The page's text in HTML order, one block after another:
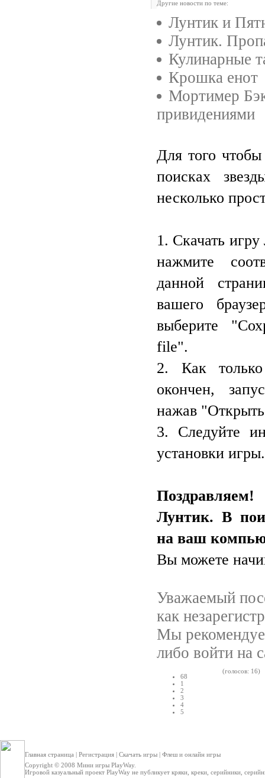
Другие новости по теме:
Лунтик и
Лунтик.
Кулинарные
Крошка енот
Мортимер
привидениями
Для того
поисках
несколько
1. Скачать
нажмите
данной
вашего
выберите
file".
2. Как только
окончен,
нажав
3. Следуйте
установки игры.
Лунтик. В
на ваш
Вы можете
Уважаемый
как
Мы
либо войти на
68
1
2
3
4
5
(голосов: 16)
Главная страница | Регистрация | Скачать игры | Флеш и онлайн игры
Copyright © 2008 Мини игры PlayWay.
Игровой казуальный проект PlayWay не публикует кряки, креки, серийники,